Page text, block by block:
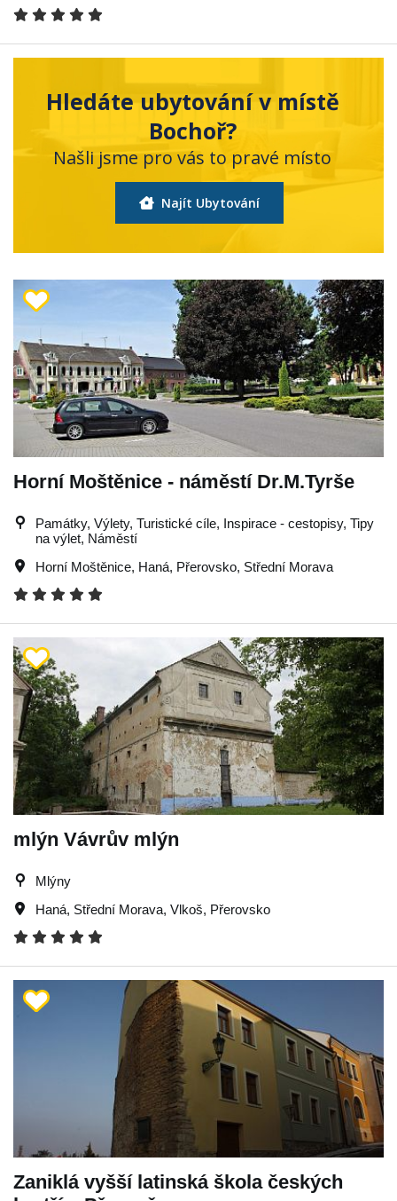
Hledáte ubytování v místě
Bochoř?
Našli jsme pro vás to pravé místo
Najít Ubytování
Horní Moštěnice - náměstí Dr.M.Tyrše
Památky, Výlety, Turistické cíle, Inspirace - cestopisy, Tipy
na výlet, Náměstí
Horní Moštěnice, Haná, Přerovsko, Střední Morava
mlýn Vávrův mlýn
Mlýny
Haná, Střední Morava, Vlkoš, Přerovsko
Zaniklá vyšší latinská škola českých